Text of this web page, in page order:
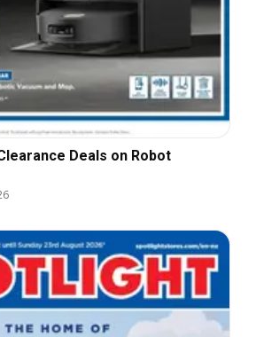
Deals on Robot